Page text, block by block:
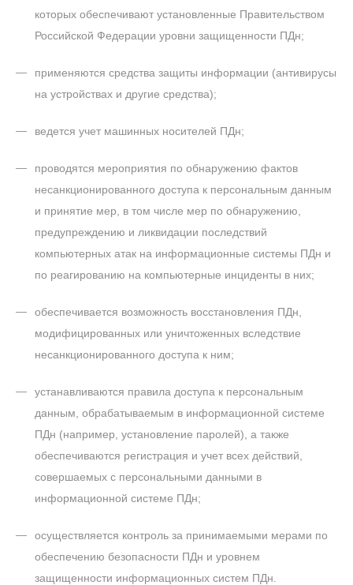
которых обеспечивают установленные Правительством
Российской Федерации уровни защищенности ПДн;
применяются средства защиты информации (антивирусы
на устройствах и другие средства);
ведется учет машинных носителей ПДн;
проводятся мероприятия по обнаружению фактов
несанкционированного доступа к персональным данным
и принятие мер, в том числе мер по обнаружению,
предупреждению и ликвидации последствий
компьютерных атак на информационные системы ПДн и
по реагированию на компьютерные инциденты в них;
обеспечивается возможность восстановления ПДн,
модифицированных или уничтоженных вследствие
несанкционированного доступа к ним;
устанавливаются правила доступа к персональным
данным, обрабатываемым в информационной системе
ПДн (например, установление паролей), а также
обеспечиваются регистрация и учет всех действий,
совершаемых с персональными данными в
информационной системе ПДн;
осуществляется контроль за принимаемыми мерами по
обеспечению безопасности ПДн и уровнем
защищенности информационных систем ПДн.